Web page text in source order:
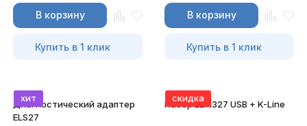
В корзину
Купить в 1 клик
В корзину
Купить в 1 клик
хит
Диагностический адаптер
ELS27
скидка
Набор ELM327 USB + K-Line